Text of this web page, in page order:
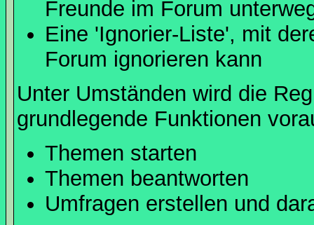
Freunde im Forum
Eine 'Ignorier-Liste', mit
Forum ignorieren kann
Unter Umständen wird die
grundlegende Funktionen
Themen starten
Themen beantworten
Umfragen erstellen und